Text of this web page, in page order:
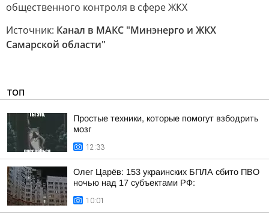
общественного контроля в сфере ЖКХ
Источник: Канал в МАКС "Минэнерго и ЖКХ
Самарской области"
ТОП
Простые техники, которые помогут взбодрить
мозг
12:33
Олег Царёв: 153 украинских БПЛА сбито ПВО
ночью над 17 субъектами РФ:
10:01